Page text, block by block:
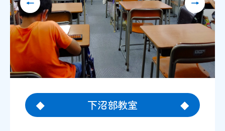
← →
下沼部教室